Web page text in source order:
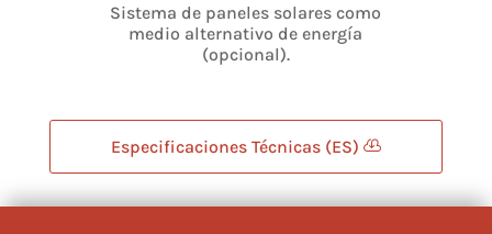
Sistema de paneles solares como
medio alternativo de energía
(opcional).
Especificaciones Técnicas (ES)